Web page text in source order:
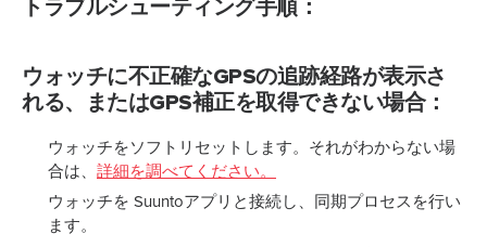
トラブルシューティング手順：
ウォッチに不正確なGPSの追跡経路が表示さ
れる、またはGPS補正を取得できない場合：
ウォッチをソフトリセットします。それがわからない場
合は、 詳細を調べてください。
ウォッチを Suuntoアプリと接続し、同期プロセスを行い
ます。